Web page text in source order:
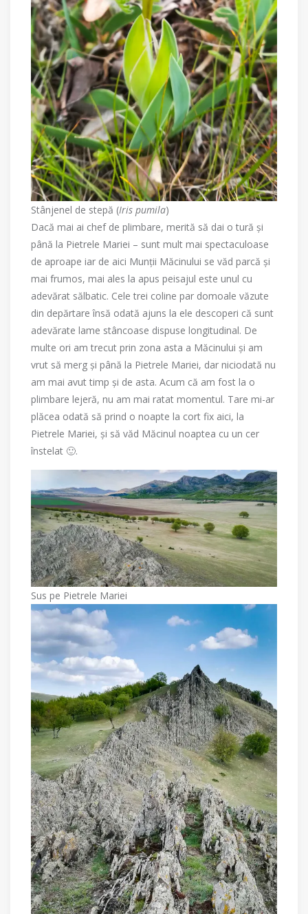
Stânjenel de stepă (Iris pumila)
Dacă mai ai chef de plimbare, merită să dai o tură și
până la Pietrele Mariei – sunt mult mai spectaculoase
de aproape iar de aici Munții Măcinului se văd parcă și
mai frumos, mai ales la apus peisajul este unul cu
adevărat sălbatic. Cele trei coline par domoale văzute
din depărtare însă odată ajuns la ele descoperi că sunt
adevărate lame stâncoase dispuse longitudinal. De
multe ori am trecut prin zona asta a Măcinului și am
vrut să merg și până la Pietrele Mariei, dar niciodată nu
am mai avut timp și de asta. Acum că am fost la o
plimbare lejeră, nu am mai ratat momentul. Tare mi-ar
plăcea odată să prind o noapte la cort fix aici, la
Pietrele Mariei, și să văd Măcinul noaptea cu un cer
înstelat 🙂.
Sus pe Pietrele Mariei